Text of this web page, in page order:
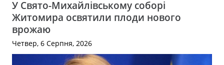
У Свято-Михайлівському соборі
Житомира освятили плоди нового
врожаю
Четвер, 6 Серпня, 2026